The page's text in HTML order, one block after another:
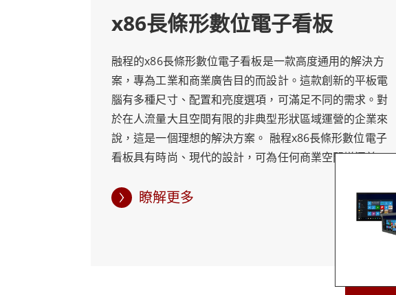
實現了美觀與功能的理想結合，我們對質量和可靠性的承
性能。相信融程能夠提供您在當今競爭激烈的商業環境中
取得成功所需的解決方案。
x86長條形數位電子看板
融程的x86長條形數位電子看板是一款高度通用的解決方
案，專為工業和商業廣告目的而設計。這款創新的平板電
腦有多種尺寸、配置和亮度選項，可滿足不同的需求。對
於在人流量大且空間有限的非典型形狀區域運營的企業來
說，這是一個理想的解決方案。 融程x86長條形數位電子
看板具有時尚、現代的設計，可為任何商業空間增添美學
高解析度觸控螢幕顯示器。該工業電腦的設計還考慮到了
用戶友好性，其直觀的介面使其易於使用和導航。 融程
x86長條形數位電子看板的主要優勢之一是其多功能性，它
廣告能力的企業的首選。 融程x86長條形數位電子看板專
瞭解更多